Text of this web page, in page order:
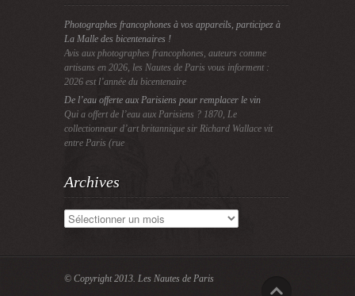
Photographes francophones à vos appareils, participez à
La Malle des bicentenaires !
Avis aux photographes francophones, auteurs comme
artisans en 2026, les Nautes de Paris vous informent :
2026 est l’année du bicentenaire
De l’eau offerte aux Parisiens pour remplacer le vin
Qui a offert de l’eau aux Parisiens ? 1870, Le
collectionneur d’art britannique sir Richard Wallace vit
entre Paris (rue
Archives
Archives
© Copyright 2013. Les Nautes de Paris